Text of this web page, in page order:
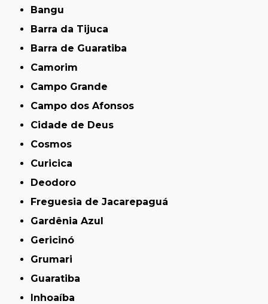
Bangu
Barra da Tijuca
Barra de Guaratiba
Camorim
Campo Grande
Campo dos Afonsos
Cidade de Deus
Cosmos
Curicica
Deodoro
Freguesia de Jacarepaguá
Gardênia Azul
Gericinó
Grumari
Guaratiba
Inhoaíba